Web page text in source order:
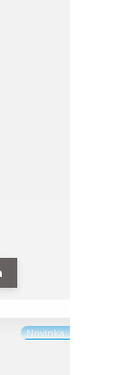
Novinka